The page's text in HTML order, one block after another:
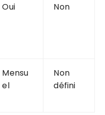
Oui Non
Mensu
el
Non
défini